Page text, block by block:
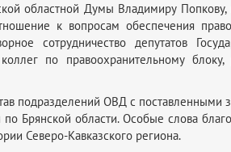
областной Думы Владимиру
к вопросам обеспечения
сотрудничество депутатов
по правоохранительному
подразделений ОВД с поставленными
Брянской области. Особые слова
Северо-Кавказского региона.